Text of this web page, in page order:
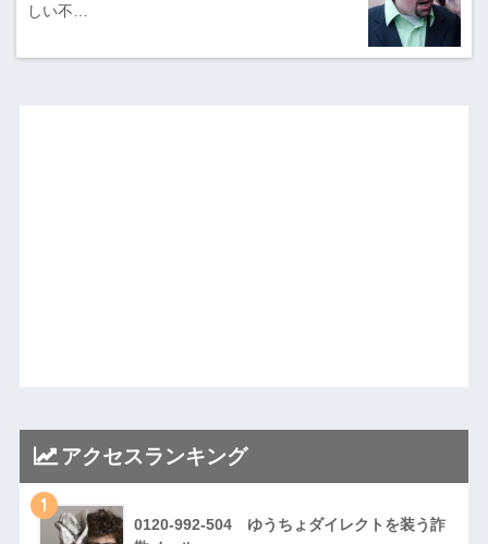
しい不…
アクセスランキング
1
0120-992-504 ゆうちょダイレクトを装う詐